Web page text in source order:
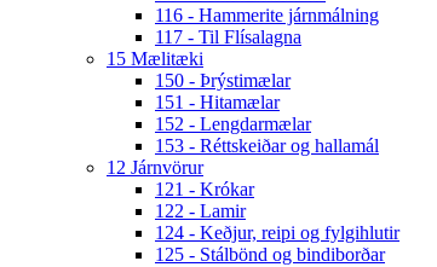
116 - Hammerite járnmálning
117 - Til Flísalagna
15 Mælitæki
150 - Þrýstimælar
151 - Hitamælar
152 - Lengdarmælar
153 - Réttskeiðar og hallamál
12 Járnvörur
121 - Krókar
122 - Lamir
124 - Keðjur, reipi og fylgihlutir
125 - Stálbönd og bindiborðar